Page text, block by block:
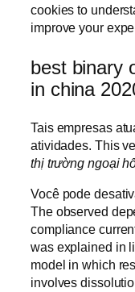
cookies to
improve your
best binary
in china
Tais empresas
atividades. This
thị trường ngoại
Você pode
The observed
compliance
was explained in
model in which
involves